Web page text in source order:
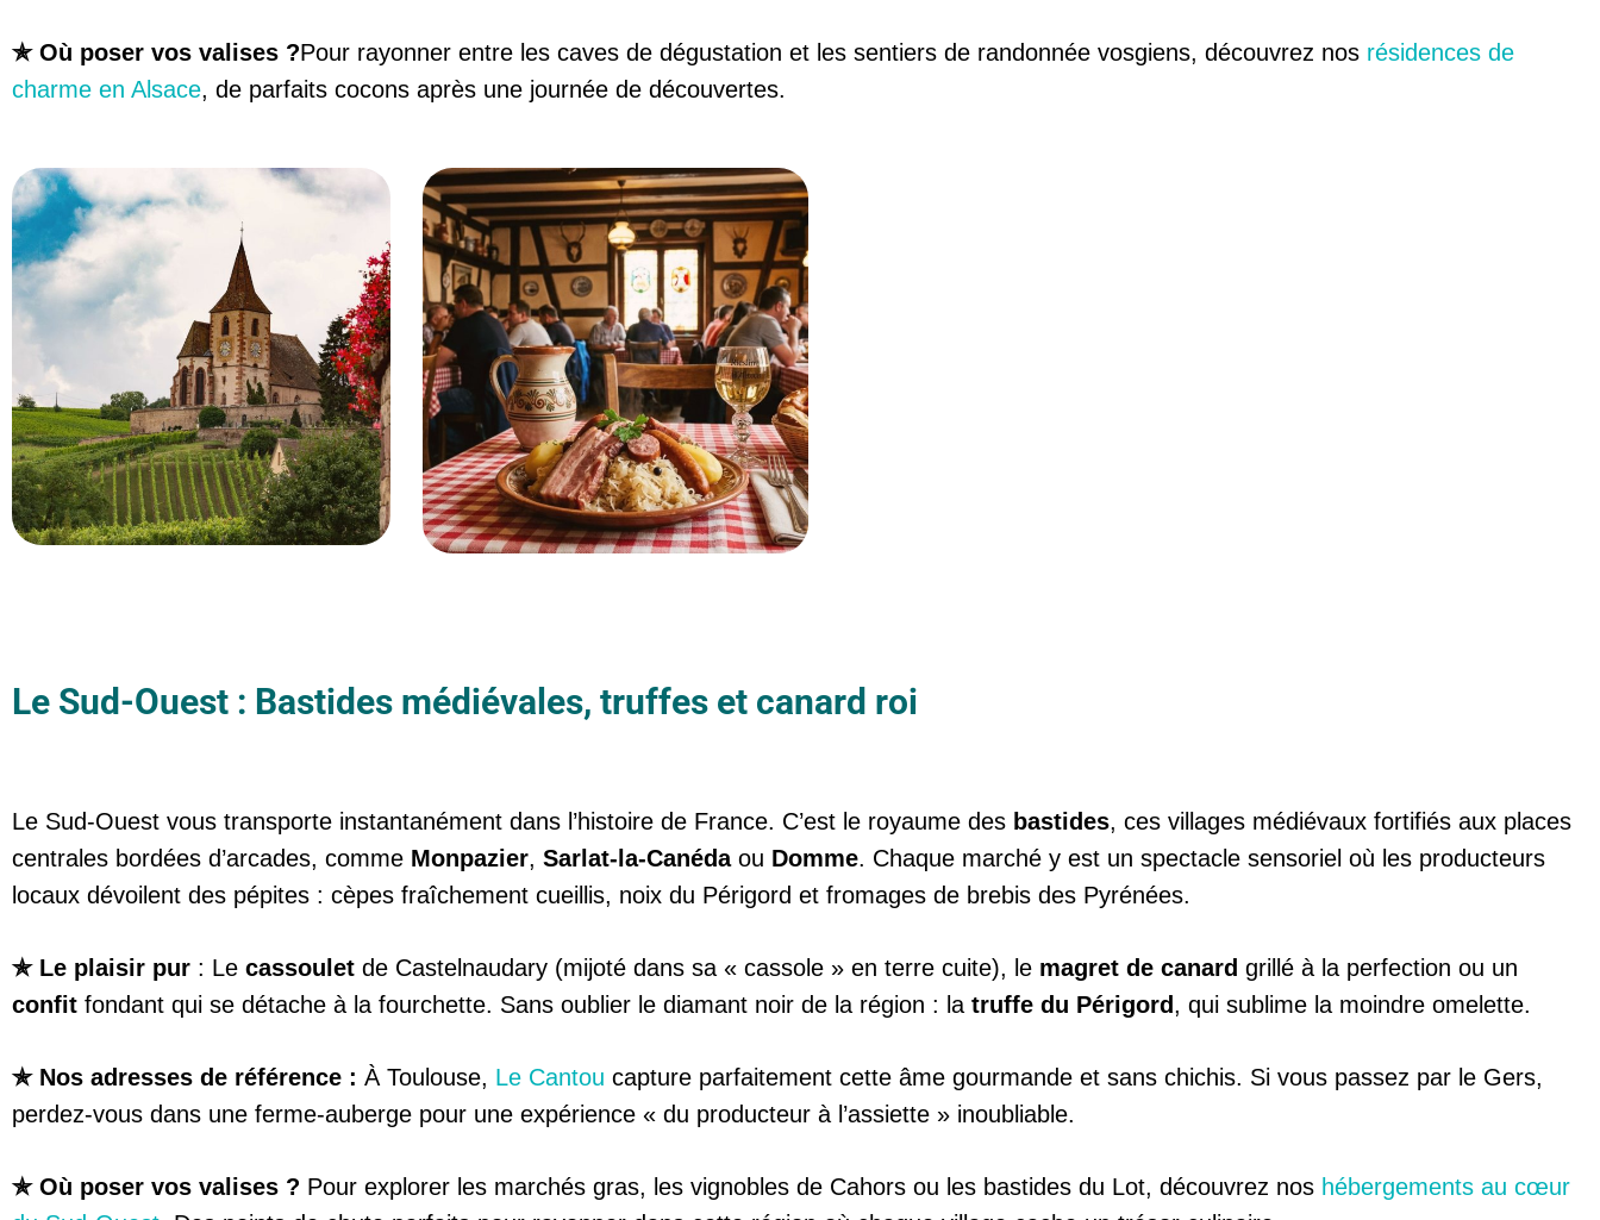
✯ Où poser vos valises ?Pour rayonner entre les caves de dégustation et les sentiers de randonnée vosgiens, découvrez nos résidences de
charme en Alsace, de parfaits cocons après une journée de découvertes.
Le Sud-Ouest : Bastides médiévales, truffes et canard roi
Le Sud-Ouest vous transporte instantanément dans l’histoire de France. C’est le royaume des bastides, ces villages médiévaux fortifiés aux places
centrales bordées d’arcades, comme Monpazier, Sarlat-la-Canédaou Domme. Chaque marché y est un spectacle sensoriel où les producteurs
locaux dévoilent des pépites : cèpes fraîchement cueillis, noix du Périgord et fromages de brebis des Pyrénées.
✯ Le plaisir pur : Le cassoulet de Castelnaudary (mijoté dans sa « cassole » en terre cuite), le magret de canard grillé à la perfection ou un
confit fondant qui se détache à la fourchette. Sans oublier le diamant noir de la région : la truffe du Périgord, qui sublime la moindre omelette.
✯ Nos adresses de référence : À Toulouse, Le Cantou capture parfaitement cette âme gourmande et sans chichis. Si vous passez par le Gers,
perdez-vous dans une ferme-auberge pour une expérience « du producteur à l’assiette » inoubliable.
✯ Où poser vos valises ? Pour explorer les marchés gras, les vignobles de Cahors ou les bastides du Lot, découvrez nos hébergements au cœur